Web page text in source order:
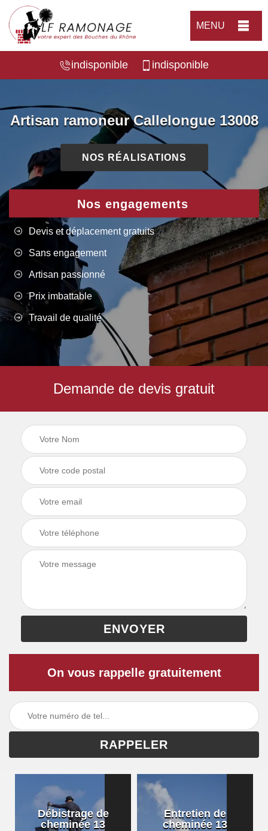
MENU
indisponible indisponible
Artisan ramoneur Callelongue 13008
NOS RÉALISATIONS
Nos engagements
Devis et déplacement gratuits
Sans engagement
Artisan passionné
Prix imbattable
Travail de qualité
Demande de devis gratuit
On vous rappelle gratuitement
Débistrage de
cheminée 13
Entretien de
cheminée 13